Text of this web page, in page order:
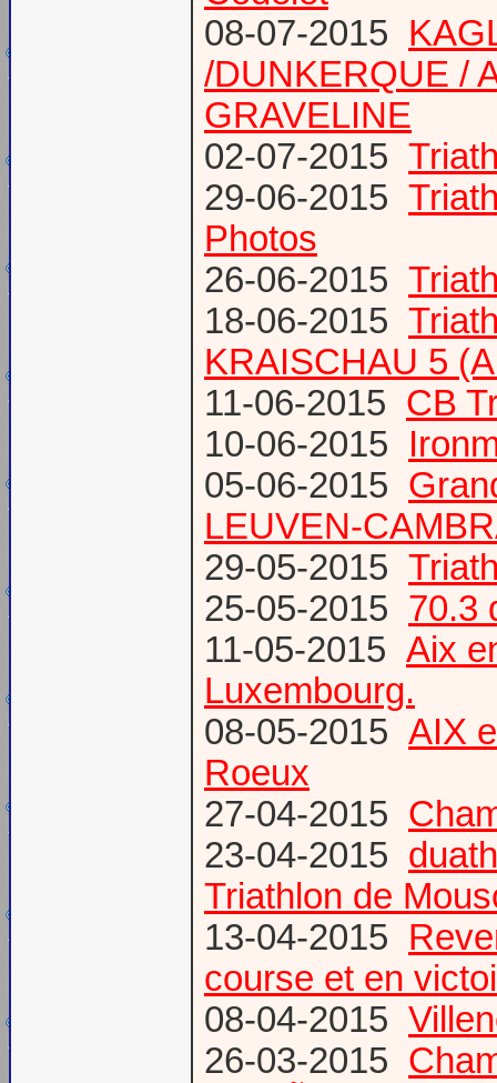
08-07-2015
/DUNKERQUE /
GRAVELINE
02-07-2015
29-06-2015
Photos
26-06-2015
18-06-2015
KRAISCHAU 5
11-06-2015 CB
10-06-2015
05-06-2015
LEUVEN-
29-05-2015
25-05-2015 70.3
11-05-2015 Aix
Luxembourg.
08-05-2015 AIX
Roeux
27-04-2015
23-04-2015
Triathlon de
13-04-2015
course et en
08-04-2015
26-03-2015